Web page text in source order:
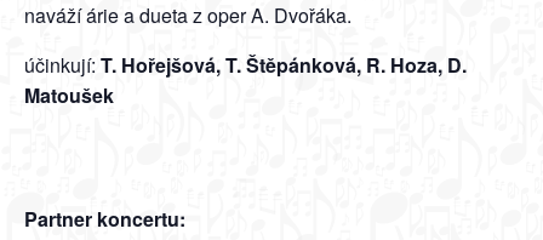
naváží árie a dueta z oper A. Dvořáka.
účinkují: T. Hořejšová, T. Štěpánková, R. Hoza, D.
Matoušek
Partner koncertu: